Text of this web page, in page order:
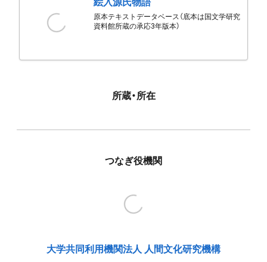
原本テキストデータベース（底本は国文学研究
資料館所蔵の承応3年版本）
所蔵・所在
つなぎ役機関
大学共同利用機関法人 人間文化研究機構